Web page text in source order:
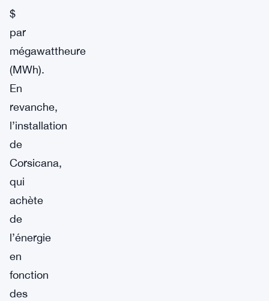
$
par
mégawattheure
(MWh).
En
revanche,
l’installation
de
Corsicana,
qui
achète
de
l’énergie
en
fonction
des